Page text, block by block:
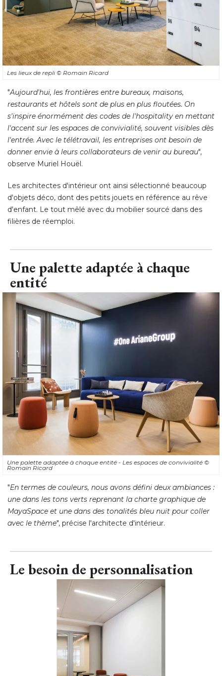
Les lieux de repli © Romain Ricard
"Aujourd'hui, les frontières entre bureaux, maisons,
restaurants et hôtels sont de plus en plus floutées. On
s'inspire énormément des codes de l'hospitality en mettant
l'accent sur les espaces de convivialité, souvent visibles dès
l'entrée. Avec le télétravail, les entreprises ont besoin de
donner envie à leurs collaborateurs de venir au bureau",
observe Muriel Houël.
Les architectes d'intérieur ont ainsi sélectionné beaucoup
d'objets déco, dont des petits jouets en référence au rêve
d'enfant. Le tout mêlé avec du mobilier sourcé dans des
filières de réemploi.
Une palette adaptée à chaque
entité
Une palette adaptée à chaque entité - Les espaces de convivialité ©
Romain Ricard
"En termes de couleurs, nous avons défini deux ambiances :
une dans les tons verts reprenant la charte graphique de
MayaSpace et une dans des tonalités bleu nuit pour coller
avec le thème", précise l'architecte d'intérieur.
Le besoin de personnalisation